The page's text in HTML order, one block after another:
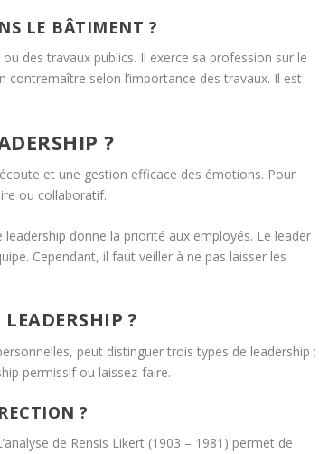
LE BÂTIMENT ?
des travaux publics. Il exerce sa profession sur le
contremaître selon l’importance des travaux. Il est
?
et une gestion efficace des émotions. Pour
ou collaboratif.
donne la priorité aux employés. Le leader
Cependant, il faut veiller à ne pas laisser les
LEADERSHIP ?
peut distinguer trois types de leadership :
permissif ou laissez-faire.
?
de Rensis Likert (1903 – 1981) permet de